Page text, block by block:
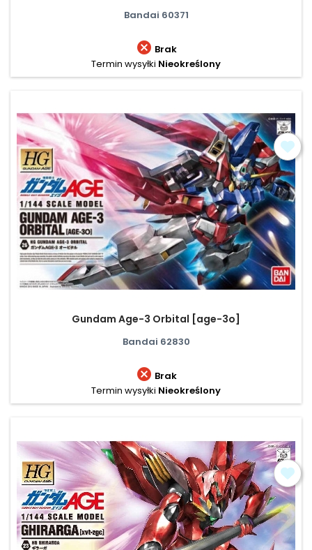
Bandai 60371
 Brak
Termin wysyłki Nieokreślony
Gundam Age-3 Orbital [age-3o]
Bandai 62830
 Brak
Termin wysyłki Nieokreślony